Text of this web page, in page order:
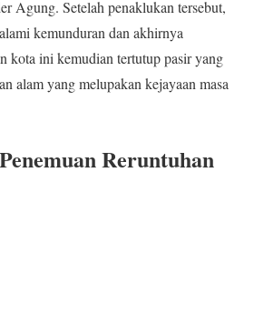
Agung. Setelah penaklukan tersebut,
kemunduran dan akhirnya
kota ini kemudian tertutup pasir yang
alam yang melupakan kejayaan masa
Reruntuhan